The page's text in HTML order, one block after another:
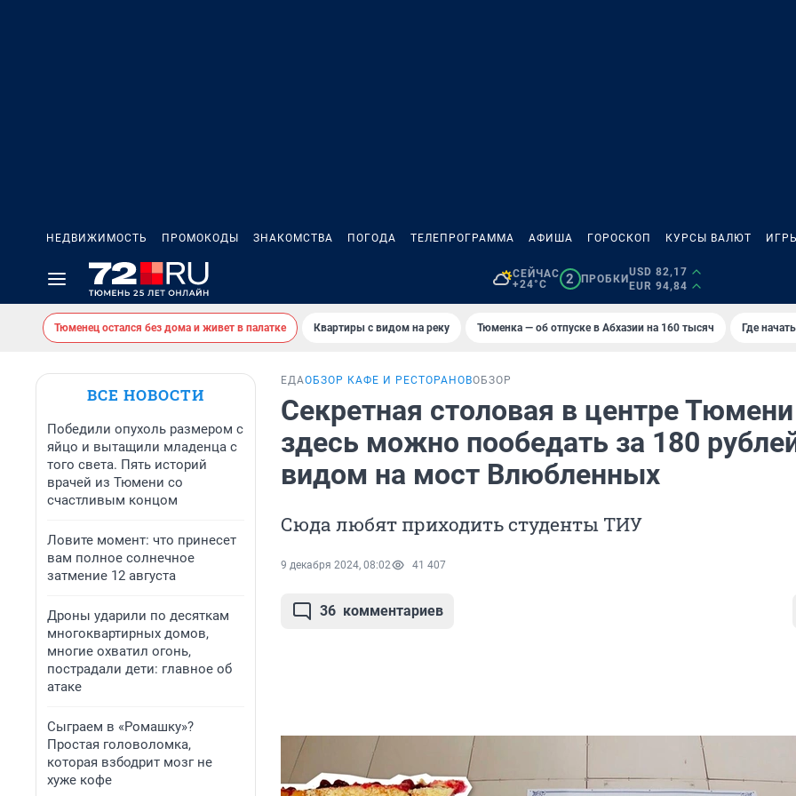
НЕДВИЖИМОСТЬ ПРОМОКОДЫ ЗНАКОМСТВА ПОГОДА ТЕЛЕПРОГРАММА АФИША ГОРОСКОП КУРСЫ ВАЛЮТ
СЕЙЧАС
+24°C
2 ПРОБКИ
USD 82,17
EUR 94,84
Тюменец остался без дома и живет в палатке Квартиры с видом на реку Тюменка — об отпуске в Абхазии на 160 тысяч Где
ВСЕ НОВОСТИ
Победили опухоль размером с
яйцо и вытащили младенца с
того света. Пять историй
врачей из Тюмени со
счастливым концом
Ловите момент: что принесет
вам полное солнечное
затмение 12 августа
Дроны ударили по десяткам
многоквартирных домов,
многие охватил огонь,
пострадали дети: главное об
атаке
Сыграем в «Ромашку»?
Простая головоломка,
которая взбодрит мозг не
хуже кофе
ЕДАОБЗОР КАФЕ И РЕСТОРАНОВОБЗОР
Секретная столовая в центре
здесь можно пообедать за 180
видом на мост Влюбленных
Сюда любят приходить студенты ТИУ
9 декабря 2024, 08:02 41 407
36 комментариев